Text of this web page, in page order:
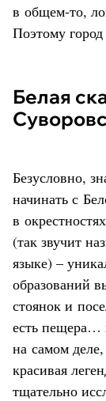
в общем-то,
Поэтому
Белая скала и 800-летний
Безусловно,
начинать с
в
(так звучит
языке) –
образований
стоянок и
есть пещера…
на самом
красивая
тщательно